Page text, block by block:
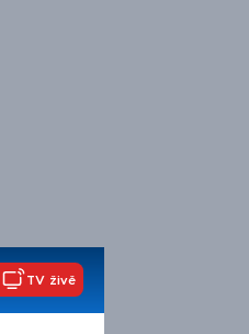
TV živě